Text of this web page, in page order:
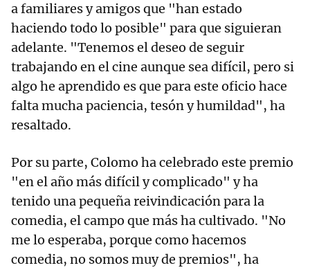
a familiares y amigos que "han estado
haciendo todo lo posible" para que siguieran
adelante. "Tenemos el deseo de seguir
trabajando en el cine aunque sea difícil, pero si
algo he aprendido es que para este oficio hace
falta mucha paciencia, tesón y humildad", ha
resaltado.
Por su parte, Colomo ha celebrado este premio
"en el año más difícil y complicado" y ha
tenido una pequeña reivindicación para la
comedia, el campo que más ha cultivado. "No
me lo esperaba, porque como hacemos
comedia, no somos muy de premios", ha